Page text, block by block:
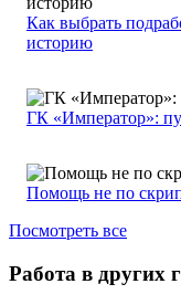
Как выбрать
историю
ГК «Император»:
Помощь не по
Посмотреть все
Работа в других